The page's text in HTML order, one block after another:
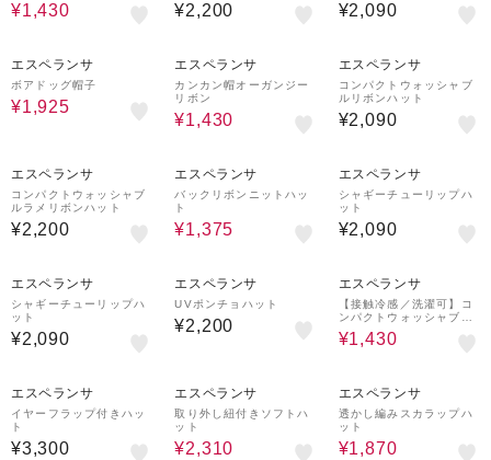
¥1,430 ¥2,200 ¥2,090
エスペランサ
ボアドッグ帽子
¥1,925
エスペランサ
カンカン帽オーガンジー
リボン
¥1,430
エスペランサ
コンパクトウォッシャブ
ルリボンハット
¥2,090
エスペランサ
コンパクトウォッシャブ
ルラメリボンハット
¥2,200
エスペランサ
バックリボンニットハッ
ト
¥1,375
エスペランサ
シャギーチューリップハ
ット
¥2,090
エスペランサ
シャギーチューリップハ
ット
¥2,090
エスペランサ
UVポンチョハット
¥2,200
エスペランサ
【接触冷感／洗濯可】コ
ンパクトウォッシャブル
リボンハット
¥1,430
エスペランサ
イヤーフラップ付きハッ
ト
¥3,300
エスペランサ
取り外し紐付きソフトハ
ット
¥2,310
エスペランサ
透かし編みスカラップハ
ット
¥1,870